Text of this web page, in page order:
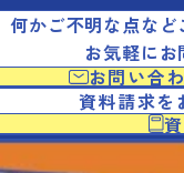
何かご不明な点など
お気軽に
お問い合
資料請求を